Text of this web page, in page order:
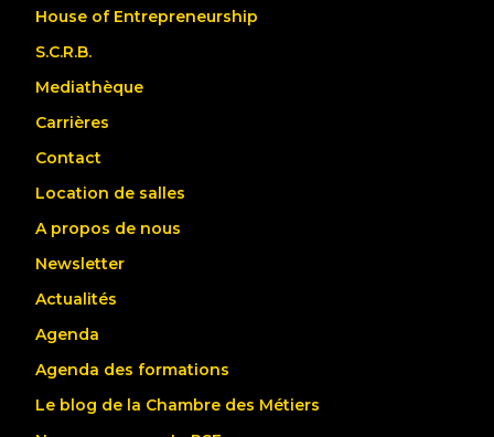
House of Entrepreneurship
S.C.R.B.
Mediathèque
Carrières
Contact
Location de salles
A propos de nous
Newsletter
Actualités
Agenda
Agenda des formations
Le blog de la Chambre des Métiers